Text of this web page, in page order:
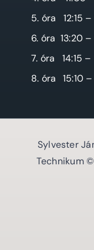
5. óra
12:15
6. óra 13:20
7. óra
14:15
8. óra
15:10
Sylvester
Technikum